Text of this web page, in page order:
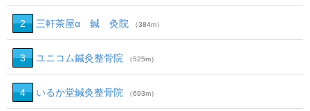
2 三軒茶屋α 鍼 灸院 （384m）
3 ユニコム鍼灸整骨院 （525m）
4 いるか堂鍼灸整骨院 （693m）